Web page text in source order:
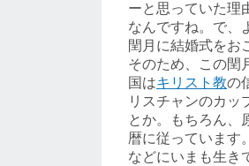
ーと思っていた理
なんですね。で、
閏月に結婚式をお
そのため、この閏
国はキリスト教の
リスチャンのカ
とか。もちろん、
暦に従っています
などにいまも生き